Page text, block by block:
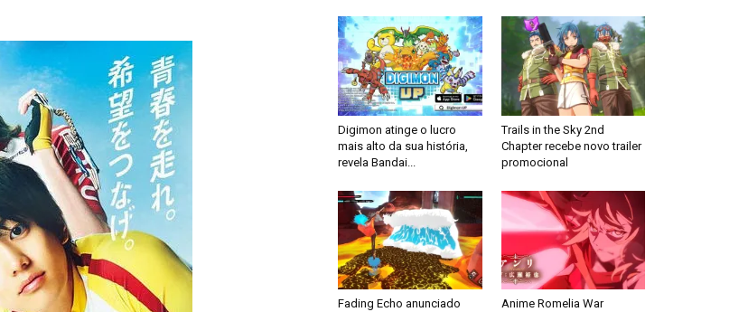
Digimon atinge o lucro
mais alto da sua história,
revela Bandai...
Trails in the Sky 2nd
Chapter recebe novo trailer
promocional
Fading Echo anunciado
Anime Romelia War